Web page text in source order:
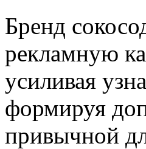
Бренд
рекламную
усиливая
формируя
привычной